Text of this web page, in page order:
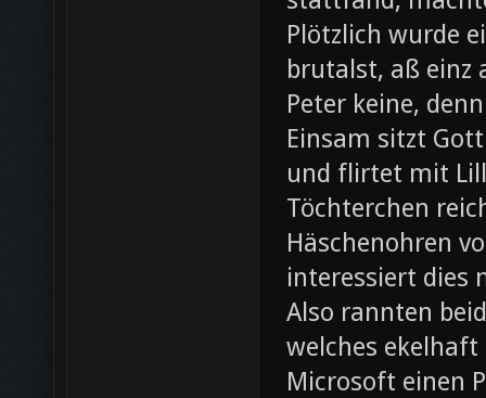
Plötzlich wurde
brutalst, aß einz
Peter keine,
Einsam sitzt
und flirtet mit
Töchterchen
Häschenohren
interessiert dies
Also rannten
welches
Microsoft einen